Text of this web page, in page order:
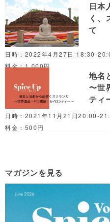
日本
く、
て
日時：2022年4月27日 18:30-
料金：1,000円
地名
〜世
ティ
日時：2021年11月21日20:00-
料金：500円
マガジンを見る